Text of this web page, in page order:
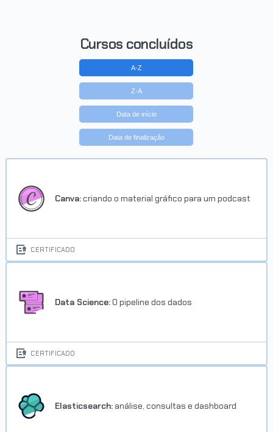
Cursos concluídos
A-Z
Z-A
Data de início
Data de finalização
Canva: criando o material gráfico para um podcast
CERTIFICADO
Data Science: O pipeline dos dados
CERTIFICADO
Elasticsearch: análise, consultas e dashboard